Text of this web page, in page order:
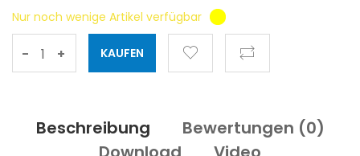
Nur noch wenige Artikel verfügbar
- +
Beschreibung Bewertungen (0)